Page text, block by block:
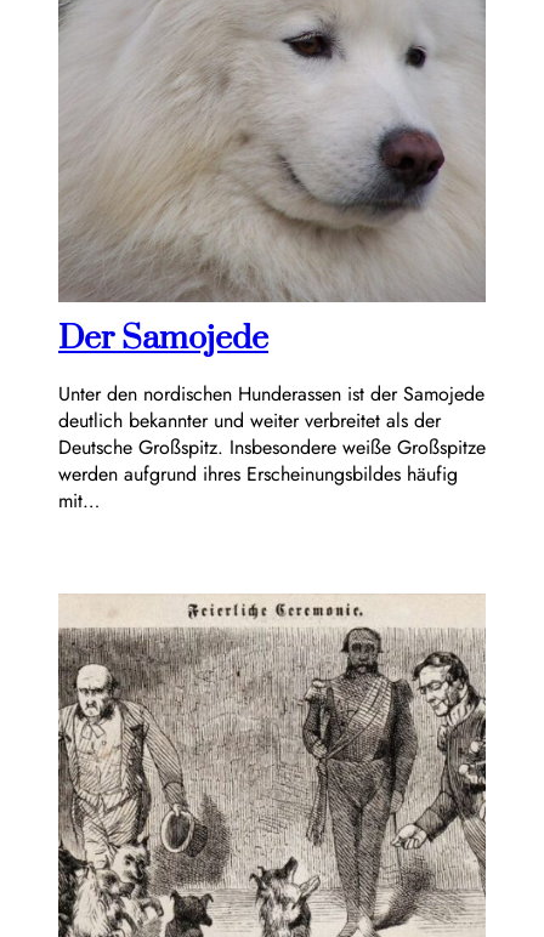
Der Samojede
Unter den nordischen Hunderassen ist der Samojede
deutlich bekannter und weiter verbreitet als der
Deutsche Großspitz. Insbesondere weiße Großspitze
werden aufgrund ihres Erscheinungsbildes häufig
mit…